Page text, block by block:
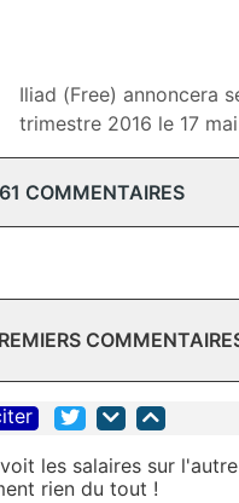
Iliad (Free) annoncera
trimestre 2016 le 17 mai
COMMENTAIRES
les salaires sur
rien du tout !